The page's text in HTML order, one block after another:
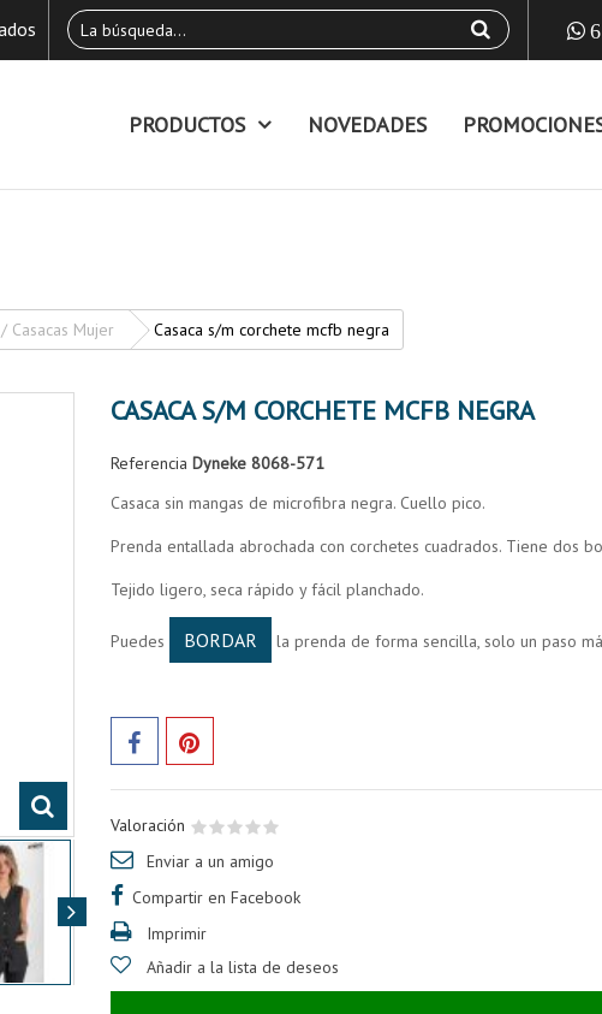
PRODUCTOS NOVEDADES
Casacas Mujer Casaca s/m corchete mcfb negra
CASACA S/M CORCHETE MCFB NEGRA
Referencia Dyneke 8068-571
Casaca sin mangas de microfibra negra. Cuello pico.
Prenda entallada abrochada con corchetes cuadrados. Tiene dos
Tejido ligero, seca rápido y fácil planchado.
Puedes BORDAR la prenda de forma sencilla, solo un paso
Valoración
Enviar a un amigo
Compartir en Facebook
Imprimir
Añadir a la lista de deseos